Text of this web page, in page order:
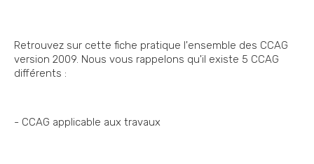
Retrouvez sur cette fiche pratique l'ensemble des CCAG
version 2009. Nous vous rappelons qu'il existe 5 CCAG
différents :
- CCAG applicable aux travaux